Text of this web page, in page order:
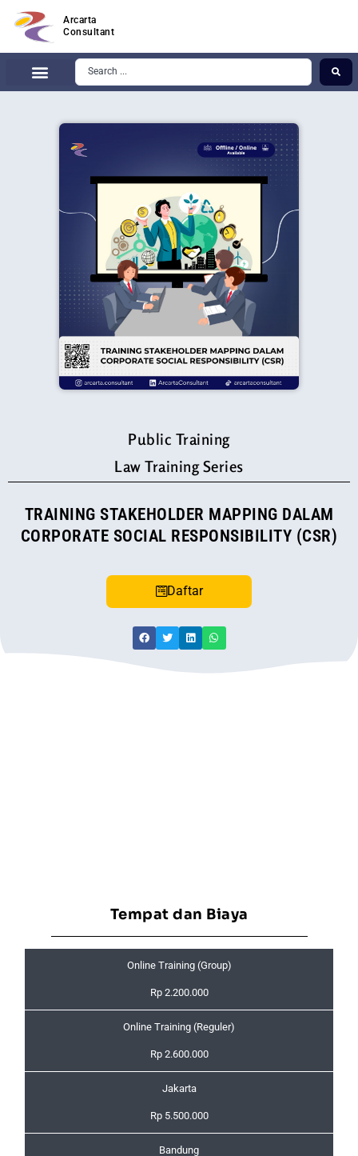
Arcarta
Consultant
Public Training
Law Training Series
TRAINING STAKEHOLDER MAPPING DALAM
CORPORATE SOCIAL RESPONSIBILITY (CSR)
Daftar
Tempat dan Biaya
Online Training (Group)
Rp 2.200.000
Online Training (Reguler)
Rp 2.600.000
Jakarta
Rp 5.500.000
Bandung